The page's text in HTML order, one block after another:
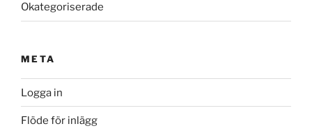
Okategoriserade
META
Logga in
Flöde för inlägg